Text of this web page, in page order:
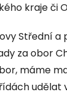
kraje či
Střední
za obor
máme
udělat